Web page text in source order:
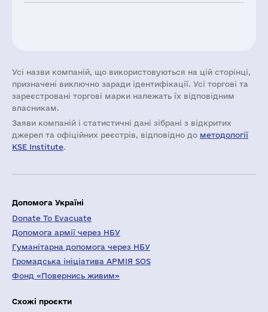
Усі назви компаній, що використовуються на цій сторінці,
призначені виключно заради ідентифікації. Усі торгові та
зареєстровані торгові марки належать їх відповідним
власникам.
Заяви компаній i статистичні дані зібрані з відкритих
джерел та офіційних реєстрів, відповідно до методології
KSE Institute.
Допомога Україні
Donate To Evacuate
Допомога армії через НБУ
Гуманітарна допомога через НБУ
Громадська ініціатива АРМІЯ SOS
Фонд «Повернись живим»
Схожі проєкти